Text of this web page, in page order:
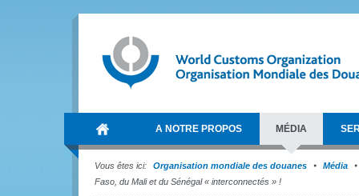
A NOTRE PROPOS MÉDIA
Vous êtes ici: Organisation mondiale des douanes
Média
Faso, du Mali et du Sénégal « interconnectés » !